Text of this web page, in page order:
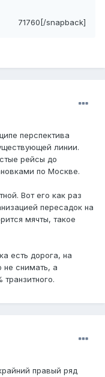
71760[/snapback]
перспектива
линии.
рейсы до
по Москве.
Вот его как раз
пересадок на
мячты, такое
есть дорога, на
не снимать, а
транзитного.
правый ряд